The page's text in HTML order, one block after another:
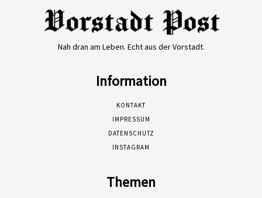
Nah dran am Leben. Echt aus der Vorstadt.
Information
KONTAKT
IMPRESSUM
DATENSCHUTZ
INSTAGRAM
Themen